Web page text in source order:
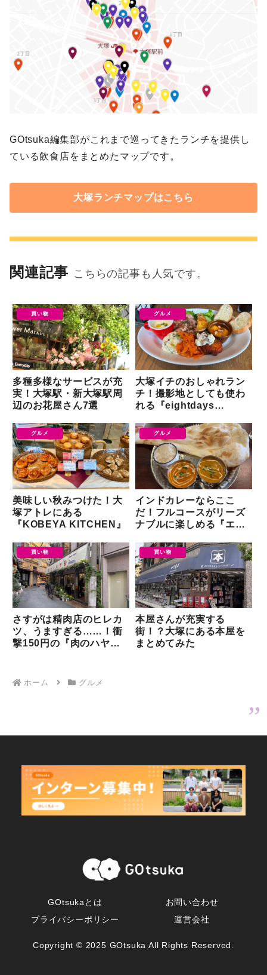
GOtsuka編集部がこれまで巡ってきたランチを提供し
ている飲食店をまとめたマップです。
大塚ランチマップはこちら
関連記事 こちらの記事も人気です。
買い物
多種多様なサービスが充
実！大塚駅・新大塚駅周
辺のお花屋さん7選
グルメ
大塚イチのおしゃれラン
チ！撮影地としても使わ
れる『eightdays
グルメ
美味しい秋みつけた！大
塚アトレにある
『KOBEYA KITCHEN』
グルメ
インドカレーならここ
だ！フルコースがリーズ
ナブルに楽しめる『エス
ん』さん【大塚】
買い物
さすがは精肉店のヒレカ
ツ、うますぎる……！衝
撃150円の『肉のハヤ
買い物
本屋さんが充実する
街！？大塚にある本屋を
まとめてみた
ホーム グルメ
GOtsukaとは
お問い合わせ
プライバシーポリシー
運営会社
Copyright © 2025 GOtsuka All Rights Reserved.